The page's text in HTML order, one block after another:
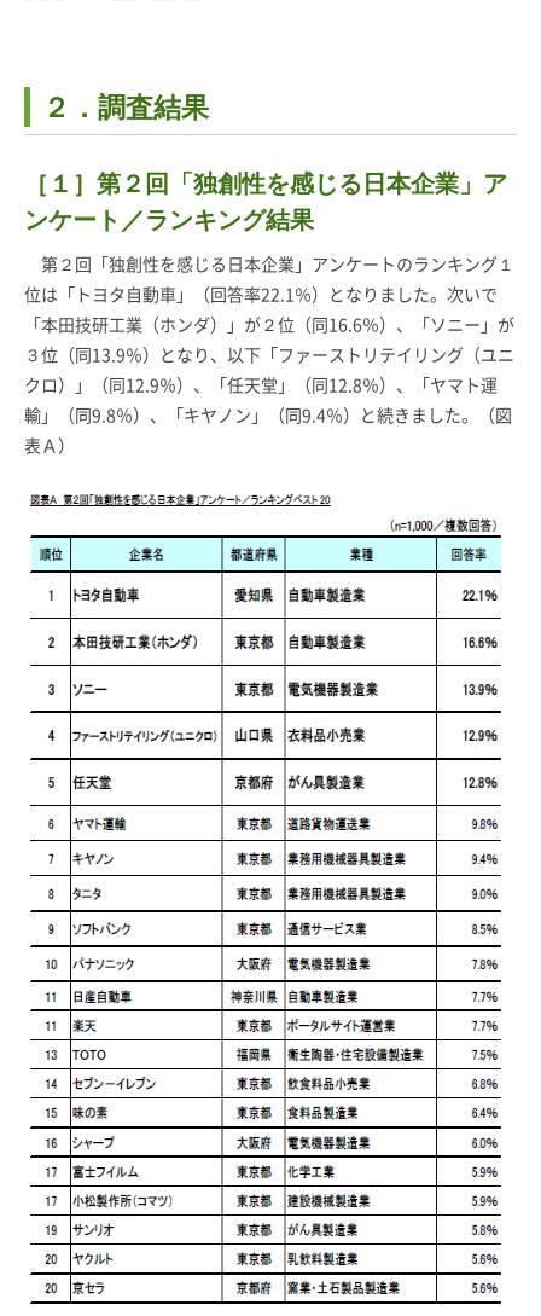
２．調査結果
［１］第２回「独創性を感じる日本企業」ア
ンケート／ランキング結果
第２回「独創性を感じる日本企業」アンケートのランキング１
位は「トヨタ自動車」（回答率22.1％）となりました。次いで
「本田技研工業（ホンダ）」が２位（同16.6％）、「ソニー」が
３位（同13.9％）となり、以下「ファーストリテイリング（ユニ
クロ）」（同12.9％）、「任天堂」（同12.8％）、「ヤマト運
輸」（同9.8％）、「キヤノン」（同9.4％）と続きました。（図
表Ａ）